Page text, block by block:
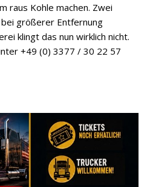
raus Kohle machen. Zwei
bei größerer Entfernung
klingt das nun wirklich nicht.
+49 (0) 3377 / 30 22 57